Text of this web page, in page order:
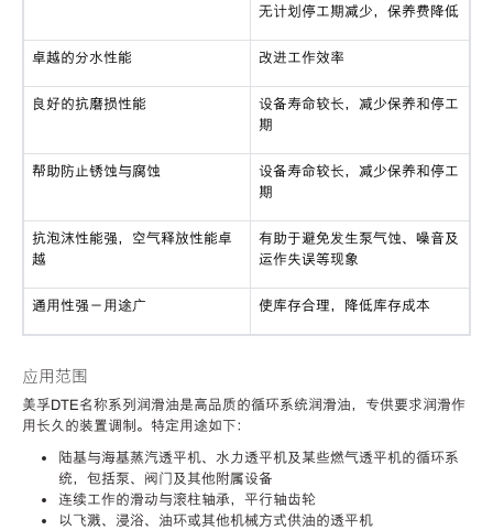
无计划停工期减少，保养费降低
卓越的分水性能 改进工作效率
良好的抗磨损性能
设备寿命较长，减少保养和停工
期
帮助防止锈蚀与腐蚀
设备寿命较长，减少保养和停工
期
抗泡沫性能强，空气释放性能卓
越
有助于避免发生泵气蚀、噪音及
运作失误等现象
通用性强－用途广 使库存合理，降低库存成本
应用范围
美孚DTE名称系列润滑油是高品质的循环系统润滑油，专供要求润滑作
用长久的装置调制。特定用途如下：
陆基与海基蒸汽透平机、水力透平机及某些燃气透平机的循环系
统，包括泵、阀门及其他附属设备
连续工作的滑动与滚柱轴承，平行轴齿轮
以飞溅、浸浴、油环或其他机械方式供油的透平机